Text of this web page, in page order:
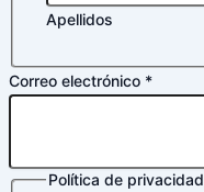
Apellidos
Correo electrónico *
NombrePolítica de privacidad